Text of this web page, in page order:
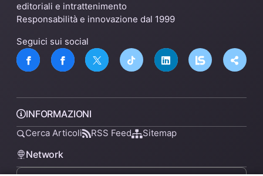
editoriali e intrattenimento
Responsabilità e innovazione dal 1999
Seguici sui social
INFORMAZIONI
Cerca Articoli RSS Feed Sitemap
Network